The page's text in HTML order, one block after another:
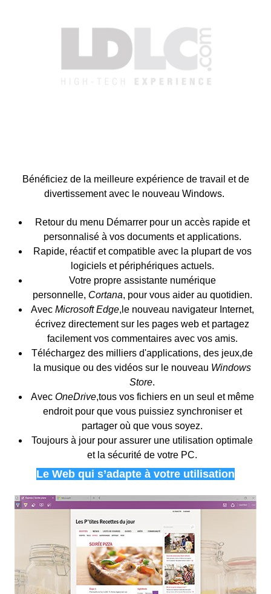
Bénéficiez de la meilleure expérience de travail et de
divertissement avec le nouveau Windows.
Retour du menu Démarrer pour un accès rapide et
personnalisé à vos documents et applications.
Rapide, réactif et compatible avec la plupart de vos
logiciels et périphériques actuels.
Votre propre assistante numérique
personnelle, Cortana, pour vous aider au quotidien.
Avec Microsoft Edge,le nouveau navigateur Internet,
écrivez directement sur les pages web et partagez
facilement vos commentaires avec vos amis.
Téléchargez des milliers d'applications, des jeux,de
la musique ou des vidéos sur le nouveau Windows
Store.
Avec OneDrive,tous vos fichiers en un seul et même
endroit pour que vous puissiez synchroniser et
partager où que vous soyez.
Toujours à jour pour assurer une utilisation optimale
et la sécurité de votre PC.
Le Web qui s’adapte à votre utilisation